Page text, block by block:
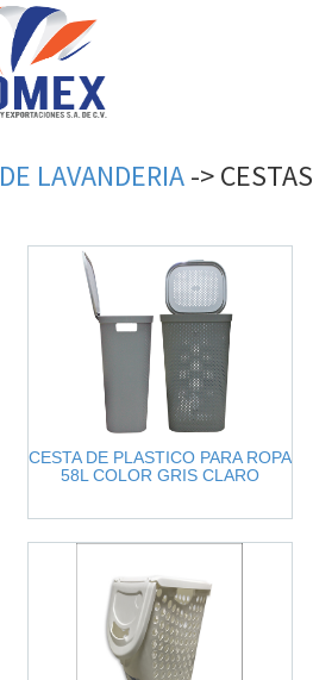
DE LAVANDERIA->CESTAS
CESTA DE PLASTICO PARA ROPA
58L COLOR GRIS CLARO